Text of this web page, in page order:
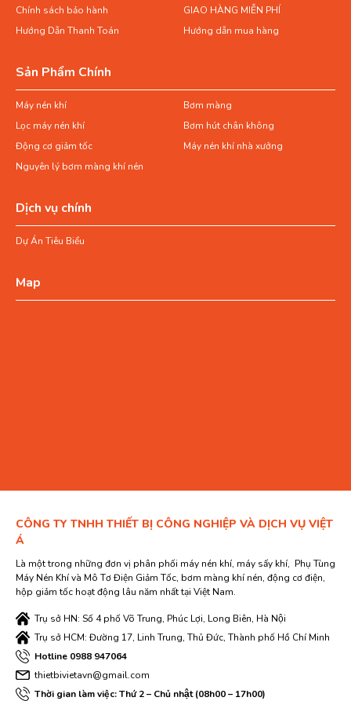
Chính sách bảo hành
GIAO HÀNG MIỄN PHÍ
Hướng Dẫn Thanh Toán
Hướng dẫn mua hàng
Sản Phẩm Chính
Máy nén khí
Bơm màng
Lọc máy nén khí
Bơm hút chân không
Động cơ giảm tốc
Máy nén khí nhà xưởng
Nguyên lý bơm màng khí nén
Dịch vụ chính
Dự Án Tiêu Biểu
Map
CÔNG TY TNHH THIẾT BỊ CÔNG NGHIỆP VÀ DỊCH VỤ VIỆT
Á
Là một trong những đơn vị phân phối máy nén khí, máy sấy khí, Phụ Tùng
Máy Nén Khí và Mô Tơ Điện Giảm Tốc, bơm màng khí nén, động cơ điện,
hộp giảm tốc hoạt động lâu năm nhất tại Việt Nam.
Trụ sở HN: Số 4 phố Võ Trung, Phúc Lợi, Long Biên, Hà Nội
Trụ sở HCM: Đường 17, Linh Trung, Thủ Đức, Thành phố Hồ Chí Minh
Hotline 0988 947064
thietbivietavn@gmail.com
Thời gian làm việc: Thứ 2 – Chủ nhật (08h00 – 17h00)